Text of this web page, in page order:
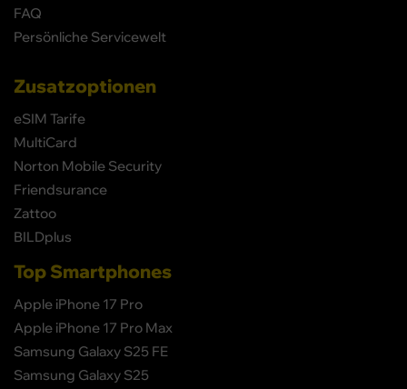
FAQ
Persönliche Servicewelt
Zusatzoptionen
eSIM Tarife
MultiCard
Norton Mobile Security
Friendsurance
Zattoo
BILDplus
Top Smartphones
Apple iPhone 17 Pro
Apple iPhone 17 Pro Max
Samsung Galaxy S25 FE
Samsung Galaxy S25